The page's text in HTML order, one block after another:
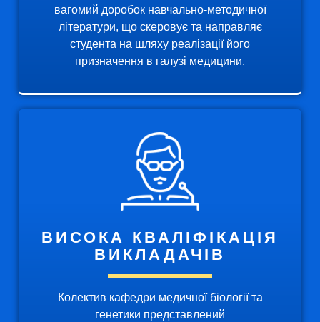
вагомий доробок навчально-методичної
літератури, що скеровує та направляє
студента на шляху реалізації його
призначення в галузі медицини.
ВИСОКА КВАЛІФІКАЦІЯ
ВИКЛАДАЧІВ
Колектив кафедри медичної біології та
генетики представлений